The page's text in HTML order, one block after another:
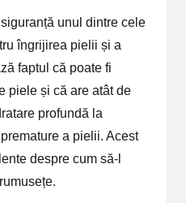
unul dintre cele
îngrijirea pielii și a
faptul că poate fi
piele și că are atât de
profundă la
a pielii. Acest
despre cum să-l